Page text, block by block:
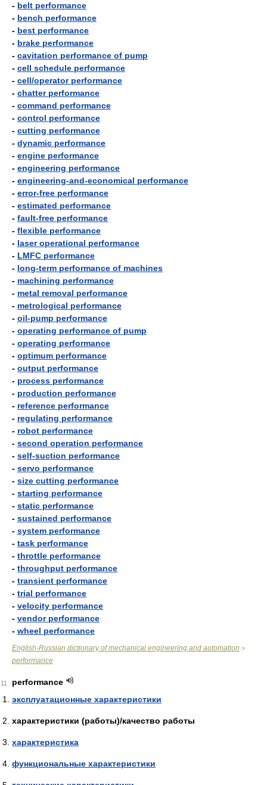
- belt performance
- bench performance
- best performance
- brake performance
- cavitation performance of pump
- cell schedule performance
- cell/operator performance
- chatter performance
- command performance
- control performance
- cutting performance
- dynamic performance
- engine performance
- engineering performance
- engineering-and-economical performance
- error-free performance
- estimated performance
- fault-free performance
- flexible performance
- laser operational performance
- LMFC performance
- long-term performance of machines
- machining performance
- metal removal performance
- metrological performance
- oil-pump performance
- operating performance of pump
- operating performance
- optimum performance
- output performance
- process performance
- production performance
- reference performance
- regulating performance
- robot performance
- second operation performance
- self-suction performance
- servo performance
- size cutting performance
- starting performance
- static performance
- sustained performance
- system performance
- task performance
- throttle performance
- throughput performance
- transient performance
- trial performance
- velocity performance
- vendor performance
- wheel performance
English-Russian dictionary of mechanical engineering and automation >
performance
11
performance
эксплуатационные характеристики
характеристики (работы)/качество работы
характеристика
функциональные характеристики